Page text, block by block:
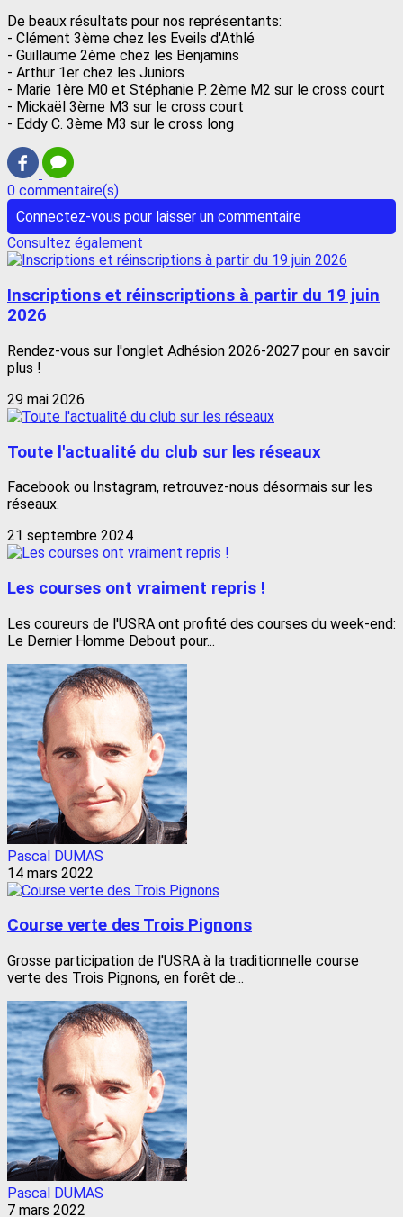
De beaux résultats pour nos représentants:
- Clément 3ème chez les Eveils d'Athlé
- Guillaume 2ème chez les Benjamins
- Arthur 1er chez les Juniors
- Marie 1ère M0 et Stéphanie P. 2ème M2 sur le cross court
- Mickaël 3ème M3 sur le cross court
- Eddy C. 3ème M3 sur le cross long
0 commentaire(s)
Connectez-vous pour laisser un commentaire
Consultez également
Inscriptions et réinscriptions à partir du 19 juin
2026
Rendez-vous sur l'onglet Adhésion 2026-2027 pour en savoir
plus !
29 mai 2026
Toute l'actualité du club sur les réseaux
Facebook ou Instagram, retrouvez-nous désormais sur les
réseaux.
21 septembre 2024
Les courses ont vraiment repris !
Les coureurs de l'USRA ont profité des courses du week-end:
Le Dernier Homme Debout pour...
Pascal DUMAS
14 mars 2022
Course verte des Trois Pignons
Grosse participation de l'USRA à la traditionnelle course
verte des Trois Pignons, en forêt de...
Pascal DUMAS
7 mars 2022